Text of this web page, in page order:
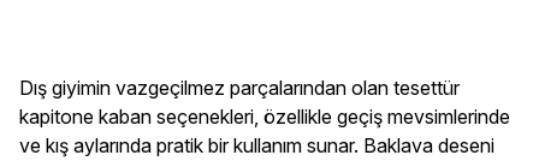
Dış giyimin vazgeçilmez parçalarından olan tesettür
kapitone kaban seçenekleri, özellikle geçiş mevsimlerinde
ve kış aylarında pratik bir kullanım sunar. Baklava deseni